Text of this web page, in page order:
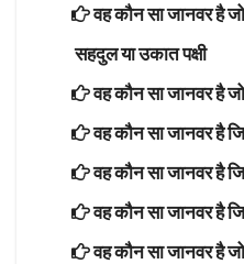
वह कौन सा जानवर है
सहदुल या उकात पक्षी
वह कौन सा जानवर है
वह कौन सा जानवर है
वह कौन सा जानवर है
वह कौन सा जानवर है
वह कौन सा जानवर है